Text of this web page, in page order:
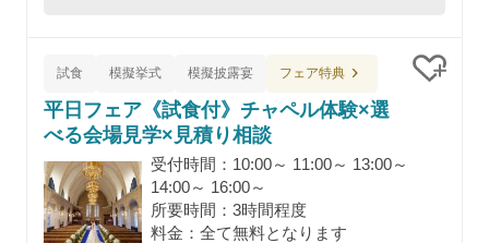
試食 模擬挙式 模擬披露宴 フェア特典
平日フェア《試食付》チャペル体験×選
べる会場見学×見積り相談
受付時間：10:00～ 11:00～ 13:00～
14:00～ 16:00～
所要時間：3時間程度
料金：全て無料となります